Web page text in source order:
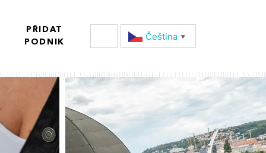
PŘIDAT
PODNIK
Čeština‎ ▼